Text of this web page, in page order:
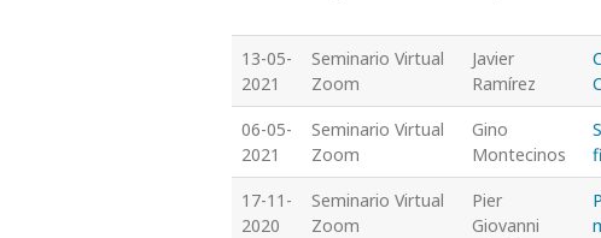
13-05-
2021
Seminario Virtual
Zoom
Javier
Ramírez
06-05-
2021
Seminario Virtual
Zoom
Gino
Montecinos
17-11-
2020
Seminario Virtual
Zoom
Pier
Giovanni